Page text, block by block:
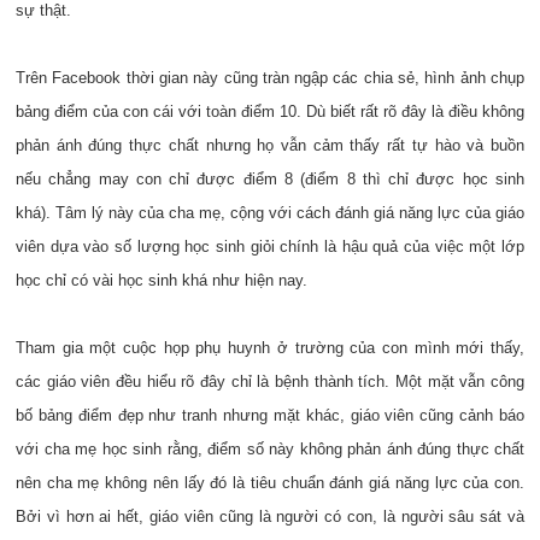
sự thật.
Trên Facebook thời gian này cũng tràn ngập các chia sẻ, hình ảnh chụp
bảng điểm của con cái với toàn điểm 10. Dù biết rất rõ đây là điều không
phản ánh đúng thực chất nhưng họ vẫn cảm thấy rất tự hào và buồn
nếu chẳng may con chỉ được điểm 8 (điểm 8 thì chỉ được học sinh
khá). Tâm lý này của cha mẹ, cộng với cách đánh giá năng lực của giáo
viên dựa vào số lượng học sinh giỏi chính là hậu quả của việc một lớp
học chỉ có vài học sinh khá như hiện nay.
Tham gia một cuộc họp phụ huynh ở trường của con mình mới thấy,
các giáo viên đều hiểu rõ đây chỉ là bệnh thành tích. Một mặt vẫn công
bố bảng điểm đẹp như tranh nhưng mặt khác, giáo viên cũng cảnh báo
với cha mẹ học sinh rằng, điểm số này không phản ánh đúng thực chất
nên cha mẹ không nên lấy đó là tiêu chuẩn đánh giá năng lực của con.
Bởi vì hơn ai hết, giáo viên cũng là người có con, là người sâu sát và